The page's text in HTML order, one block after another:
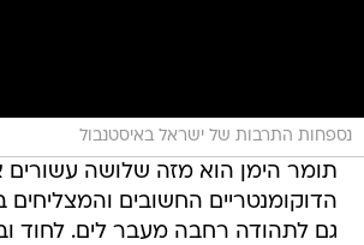
נספחות התרבות של ישראל באיסטנבול
תומר הימן הוא מזה שלושה עשורים
הדוקומנטריים החשובים והמצליחים
גם לתהודה רחבה מעבר לים. לחוד